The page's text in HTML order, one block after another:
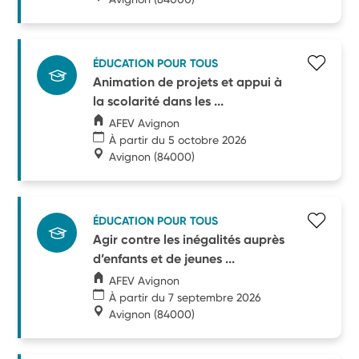
ÉDUCATION POUR TOUS
Animation de projets et appui à
la scolarité dans les ...
AFEV Avignon
À partir du 5 octobre 2026
Avignon (84000)
ÉDUCATION POUR TOUS
Agir contre les inégalités auprès
d’enfants et de jeunes ...
AFEV Avignon
À partir du 7 septembre 2026
Avignon (84000)